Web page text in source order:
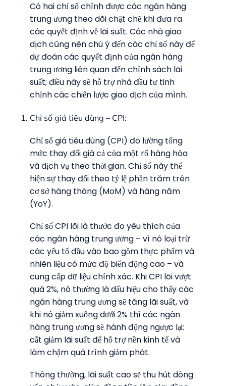
Có hai chỉ số chính được các ngân hàng
trung ương theo dõi chặt chẽ khi đưa ra
các quyết định về lãi suất. Các nhà giao
dịch cũng nên chú ý đến các chỉ số này để
dự đoán các quyết định của ngân hàng
trung ương liên quan đến chính sách lãi
suất; điều này sẽ hỗ trợ nhà đầu tư tinh
chỉnh các chiến lược giao dịch của mình.
Chỉ số giá tiêu dùng – CPI:
Chỉ số giá tiêu dùng (CPI) đo lường tổng
mức thay đổi giá cả của một rổ hàng hóa
và dịch vụ theo thời gian. Chỉ số này thể
hiện sự thay đổi theo tỷ lệ phần trăm trên
cơ sở hàng tháng (MoM) và hàng năm
(YoY).
Chỉ số CPI lõi là thước đo yêu thích của
các ngân hàng trung ương – vì nó loại trừ
các yếu tố đầu vào bao gồm thực phẩm và
nhiên liệu có mức độ biến động cao – và
cung cấp dữ liệu chính xác. Khi CPI lõi vượt
quá 2%, nó thường là dấu hiệu cho thấy các
ngân hàng trung ương sẽ tăng lãi suất, và
khi nó giảm xuống dưới 2% thì các ngân
hàng trung ương sẽ hành động ngược lại:
cắt giảm lãi suất để hỗ trợ nền kinh tế và
làm chậm quá trình giảm phát.
Thông thường, lãi suất cao sẽ thu hút dòng